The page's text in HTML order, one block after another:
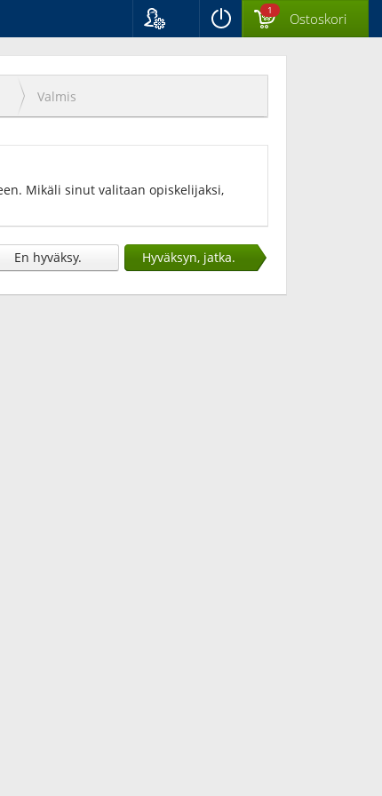
1 Ostoskori
Valmis
Mikäli sinut valitaan opiskelijaksi,
En hyväksy. Hyväksyn, jatka.